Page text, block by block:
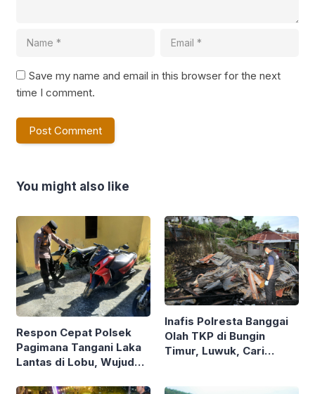
Save my name and email in this browser for the next
time I comment.
You might also like
Respon Cepat Polsek
Pagimana Tangani Laka
Lantas di Lobu, Wujud
Inafis Polresta Banggai
Olah TKP di Bungin
Timur, Luwuk, Cari